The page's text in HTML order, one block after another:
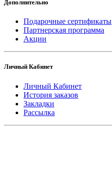
Дополнительно
Подарочные сертификаты
Партнерская программа
Акции
Личный Кабинет
Личный Кабинет
История заказов
Закладки
Рассылка